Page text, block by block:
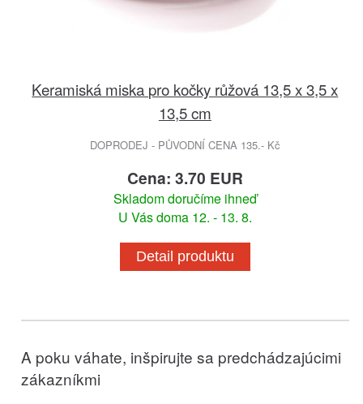
Keramiská miska pro kočky růžová 13,5 x 3,5 x
13,5 cm
DOPRODEJ - PŮVODNÍ CENA 135.- Kč
Cena: 3.70 EUR
Skladom doručíme ihneď
U Vás doma 12. - 13. 8.
Detail produktu
A poku váhate, inšpirujte sa predchádzajúcimi
zákazníkmi